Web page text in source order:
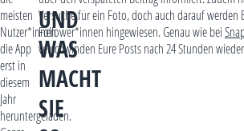
meisten
Nutzer*innen
die App
erst in
diesem
Jahr
heruntergeladen.
UND
WAS
MACHT
SIE
Versuche für ein Foto, doch auch darauf werden
Follower*innen hingewiesen. Genau wie bei
verschwinden Eure Posts nach 24 Stunden